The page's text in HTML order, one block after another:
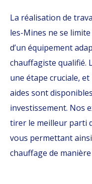
La réalisation de
les-Mines ne se
d’un équipement
chauffagiste qualifié.
une étape cruciale,
aides sont
investissement. Nos
tirer le meilleur parti
vous permettant
chauffage de